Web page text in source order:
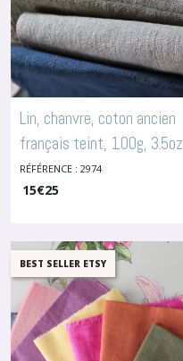
Lin, chanvre, coton ancien
français teint, 100g, 3.5oz
-Lins Anciens Teints
RÉFÉRENCE : 2974
15€25
BEST SELLER ETSY
Lins
teints
en
teinture
végétale
Soie
Ameublement
(2)
Autres
(1)
Afficher
les